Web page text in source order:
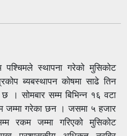
स्थापना गरेको मुसिकोट
ब्यबस्थापन कोषमा साढे तिन
। सोमबार सम्म बिभिन्न १६ वटा
जम्मा गरेका छन । जसमा ५ हजार
रकम जम्मा गरिएको मुसिकोट